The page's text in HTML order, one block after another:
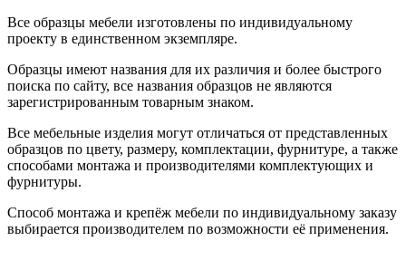
Все образцы мебели изготовлены по индивидуальному
проекту в единственном экземпляре.
Образцы имеют названия для их различия и более быстрого
поиска по сайту, все названия образцов не являются
зарегистрированным товарным знаком.
Все мебельные изделия могут отличаться от представленных
образцов по цвету, размеру, комплектации, фурнитуре, а также
способами монтажа и производителями комплектующих и
фурнитуры.
Способ монтажа и крепёж мебели по индивидуальному заказу
выбирается производителем по возможности её применения.